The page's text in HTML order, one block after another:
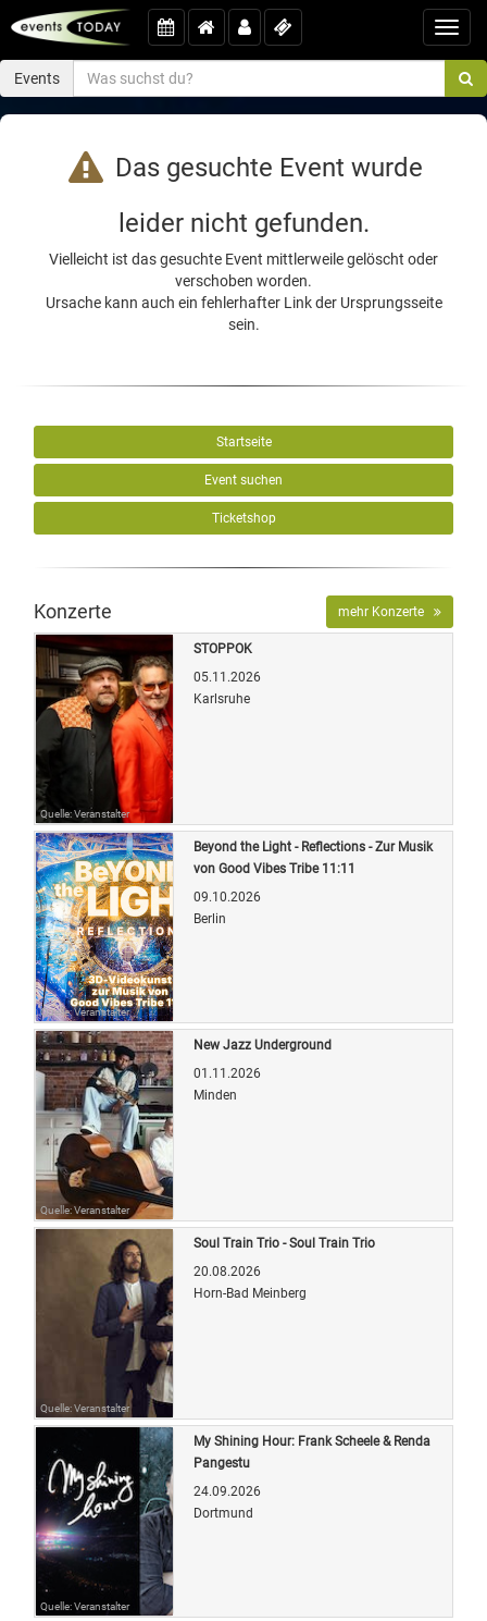
Events
Das gesuchte Event wurde
leider nicht gefunden.
Vielleicht ist das gesuchte Event mittlerweile gelöscht oder
verschoben worden.
Ursache kann auch ein fehlerhafter Link der Ursprungsseite
sein.
Startseite
Event suchen
Ticketshop
Konzerte mehr Konzerte
Quelle: Veranstalter
STOPPOK
05.11.2026
Karlsruhe
Quelle: Veranstalter
Beyond the Light - Reflections - Zur Musik
von Good Vibes Tribe 11:11
09.10.2026
Berlin
Quelle: Veranstalter
New Jazz Underground
01.11.2026
Minden
Quelle: Veranstalter
Soul Train Trio - Soul Train Trio
20.08.2026
Horn-Bad Meinberg
Quelle: Veranstalter
My Shining Hour: Frank Scheele & Renda
Pangestu
24.09.2026
Dortmund